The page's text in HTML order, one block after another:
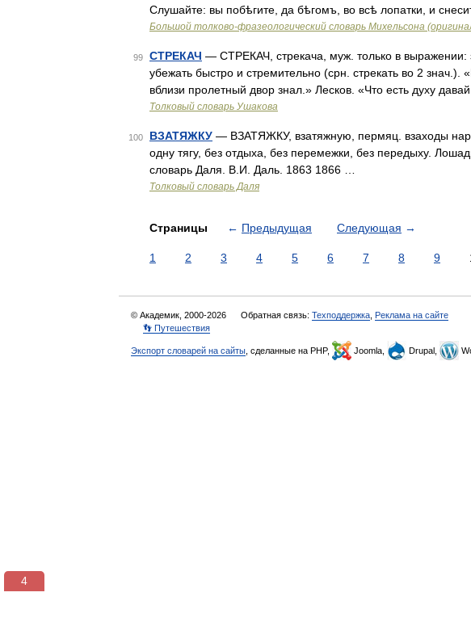
Слушайте: вы побѣгите, да бѣгомъ, во всѣ лопатки, и
Большой толково-фразеологический словарь Михельсона
99 СТРЕКАЧ — СТРЕКАЧ, стрекача, муж. только в выражении:
убежать быстро и стремительно (срн. стрекать во 2 знач.).
вблизи пролетный двор знал.» Лесков. «Что есть духу
Толковый словарь Ушакова
100 ВЗАТЯЖКУ — ВЗАТЯЖКУ, взатяжную, пермяц. взаходы
одну тягу, без отдыха, без перемежки, без передыху.
словарь Даля. В.И. Даль. 1863 1866 …
Толковый словарь Даля
Страницы ← Предыдущая Следующая →
1 2 3 4 5 6 7 8 9
© Академик, 2000-2026 Обратная связь: Техподдержка Реклама на сайте
👣 Путешествия
Экспорт словарей на сайты , сделанные на PHP, Joomla, Drupal,
3